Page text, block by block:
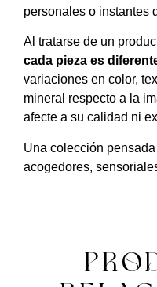
personales o instantes
Al tratarse de un
cada pieza es
variaciones en color,
mineral respecto a la
afecte a su calidad ni
Una colección
acogedores,